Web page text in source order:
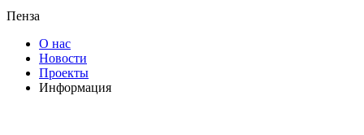
Пенза
О нас
Новости
Проекты
Информация